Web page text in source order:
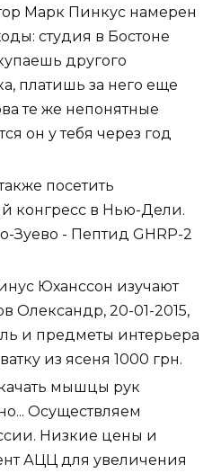
Марк Пинкус намерен
студия в Бостоне
другого
платишь за него еще
те же непонятные
он у тебя через год
посетить
конгресс в Нью-Дели.
Зуево - Пептид GHRP-2
Юханссон изучают
Олександр, 20-01-2015,
и предметы интерьера
из ясеня 1000 грн.
мышцы рук
Осуществляем
Низкие цены и
АЦЦ для увеличения